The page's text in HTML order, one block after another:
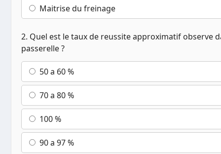
Maitrise du freinage
2. Quel est le taux de reussite approximatif observe
passerelle ?
50 a 60 %
70 a 80 %
100 %
90 a 97 %